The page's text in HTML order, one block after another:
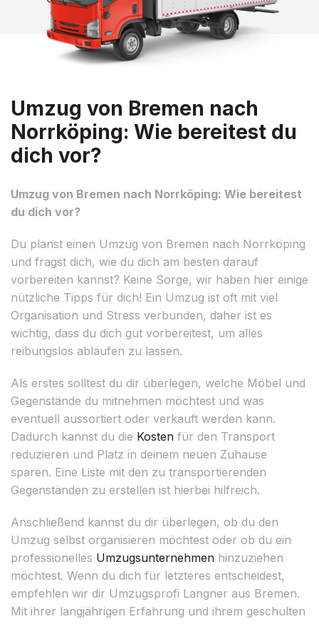
Umzug von Bremen nach
Norrköping: Wie bereitest du
dich vor?
Umzug von Bremen nach Norrköping: Wie bereitest
du dich vor?
Du planst einen Umzug von Bremen nach Norrköping
und fragst dich, wie du dich am besten darauf
vorbereiten kannst? Keine Sorge, wir haben hier einige
nützliche Tipps für dich! Ein Umzug ist oft mit viel
Organisation und Stress verbunden, daher ist es
wichtig, dass du dich gut vorbereitest, um alles
reibungslos ablaufen zu lassen.
Als erstes solltest du dir überlegen, welche Möbel und
Gegenstände du mitnehmen möchtest und was
eventuell aussortiert oder verkauft werden kann.
Dadurch kannst du die Kosten für den Transport
reduzieren und Platz in deinem neuen Zuhause
sparen. Eine Liste mit den zu transportierenden
Gegenständen zu erstellen ist hierbei hilfreich.
Anschließend kannst du dir überlegen, ob du den
Umzug selbst organisieren möchtest oder ob du ein
professionelles Umzugsunternehmen hinzuziehen
möchtest. Wenn du dich für letzteres entscheidest,
empfehlen wir dir Umzugsprofi Langner aus Bremen.
Mit ihrer langjährigen Erfahrung und ihrem geschulten